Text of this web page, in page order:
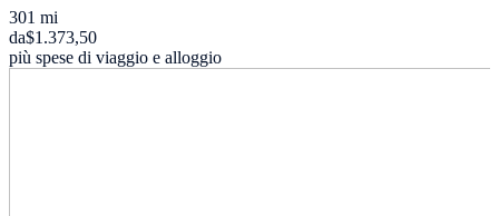
301 mi
da$1.373,50
più spese di viaggio e alloggio